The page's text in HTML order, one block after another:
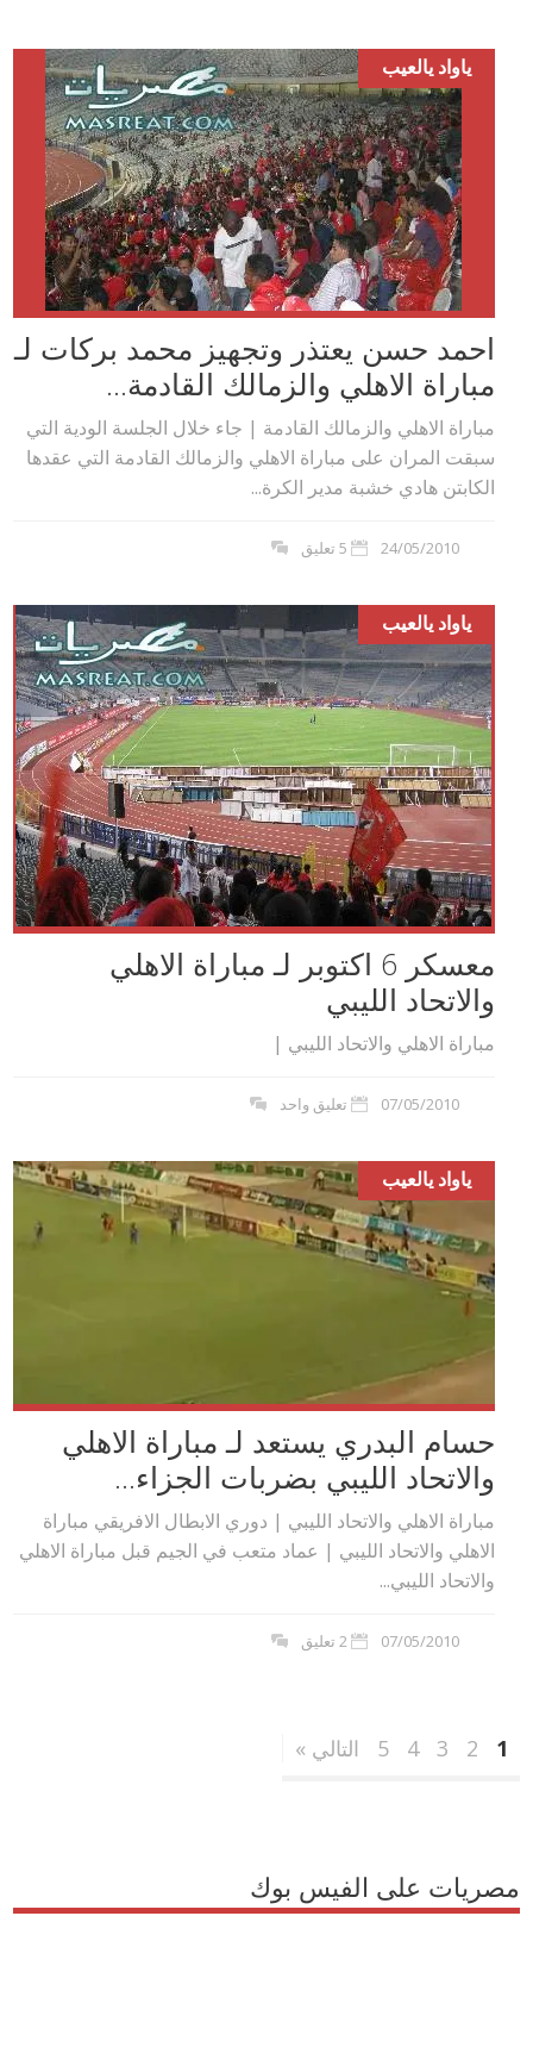
ياواد يالعيب
احمد حسن يعتذر وتجهيز محمد بركات لـ
مباراة الاهلي والزمالك القادمة...
مباراة الاهلي والزمالك القادمة | جاء خلال الجلسة الودية التي
سبقت المران على مباراة الاهلي والزمالك القادمة التي عقدها
الكابتن هادي خشبة مدير الكرة...
24/05/2010 5 تعليق
ياواد يالعيب
معسكر 6 اكتوبر لـ مباراة الاهلي
والاتحاد الليبي
مباراة الاهلي والاتحاد الليبي |
07/05/2010 تعليق واحد
ياواد يالعيب
حسام البدري يستعد لـ مباراة الاهلي
والاتحاد الليبي بضربات الجزاء...
مباراة الاهلي والاتحاد الليبي | دوري الابطال الافريقي مباراة
الاهلي والاتحاد الليبي | عماد متعب في الجيم قبل مباراة الاهلي
والاتحاد الليبي...
07/05/2010 2 تعليق
1
2
3
4
5 التالي »
مصريات على الفيس بوك